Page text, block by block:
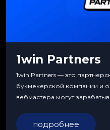
1win Partners
1win Partners — это
букмекерской компании и
вебмастера могут
подробнее